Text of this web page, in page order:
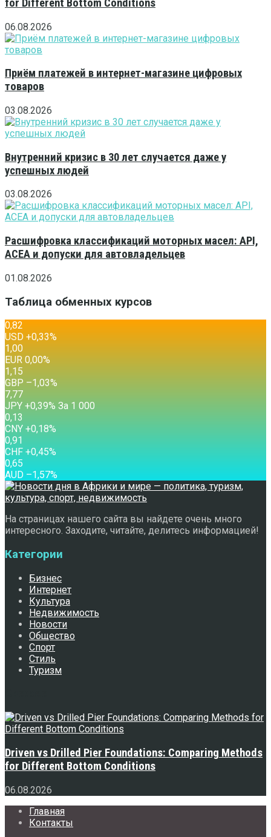
for Different Bottom Conditions
06.08.2026
Приём платежей в интернет-магазине цифровых
товаров
03.08.2026
Внутренний кризис в 30 лет случается даже у
успешных людей
03.08.2026
Расшифровка классификаций моторных масел: API,
ACEA и допуски для автовладельцев
01.08.2026
Таблица обменных курсов
0,82
USD +0,33%
1,00
EUR 0,00%
1,15
GBP –1,03%
7,77
JPY +0,39% За 1 000
0,13
CNY +0,18%
0,91
CHF +0,45%
0,65
AUD –1,57%
На страницах нашего сайта вы найдете очень много
интересного. Заходите, читайте, делитесь информацией!
Категории
Бизнес
Интернет
Культура
Недвижимость
Новости
Общество
Спорт
Стиль
Туризм
Driven vs Drilled Pier Foundations: Comparing Methods
for Different Bottom Conditions
06.08.2026
Главная
Контакты